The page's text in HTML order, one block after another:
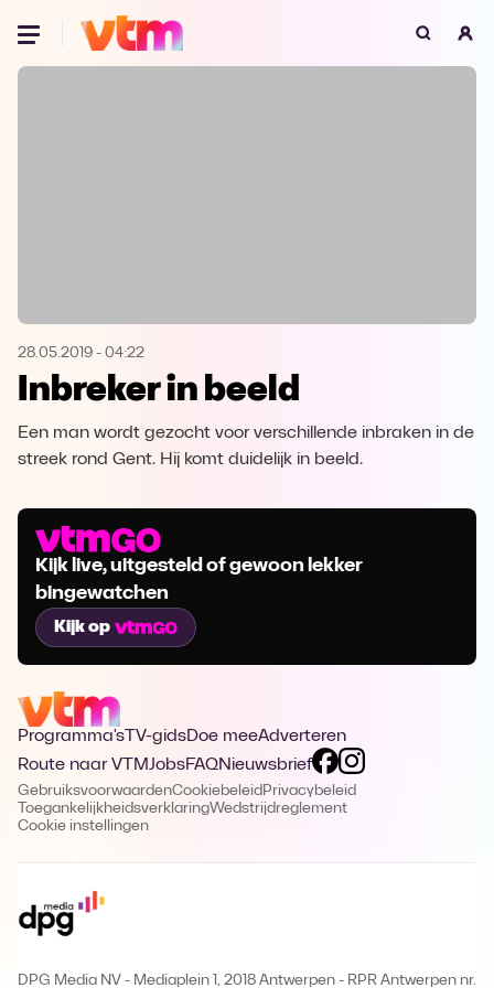
Oeps, browser niet ondersteund
Microsoft Edge
Opera
28.05.2019 - 04:22
Inbreker in beeld
Een man wordt gezocht voor verschillende inbraken in de
streek rond Gent. Hij komt duidelijk in beeld.
Kijk live, uitgesteld of gewoon lekker
bingewatchen
Kijk op
Programma's TV-gidsDoe meeAdverteren
Route naar VTMJobsFAQNieuwsbrief
GebruiksvoorwaardenCookiebeleidPrivacybeleid
ToegankelijkheidsverklaringWedstrijdreglement
Cookie instellingen
DPG Media NV - Mediaplein 1, 2018 Antwerpen - RPR Antwerpen nr.